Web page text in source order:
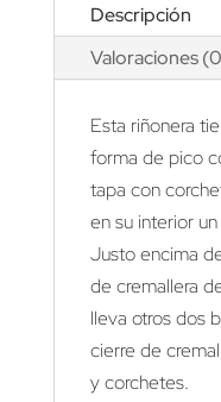
Descripción
Valoraciones
Esta riñonera
forma de pico
tapa con
en su interior
Justo encima
de cremallera
lleva otros dos
cierre de
y corchetes.